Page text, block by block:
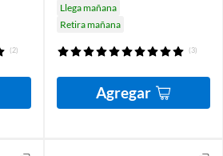
(2)
Llega mañana
Retira mañana
(3)
Agregar